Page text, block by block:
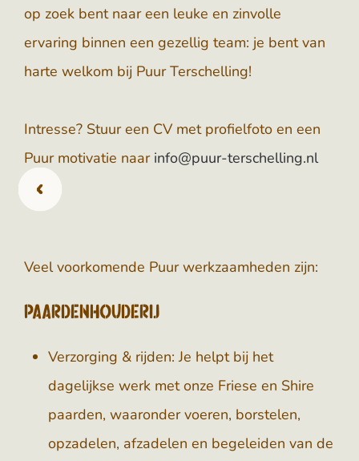
op zoek bent naar een leuke en zinvolle
ervaring binnen een gezellig team: je bent van
harte welkom bij Puur Terschelling!
Intresse? Stuur een CV met profielfoto en een
Puur motivatie naar info@puur-terschelling.nl
Veel voorkomende Puur werkzaamheden zijn:
Paardenhouderij
Verzorging & rijden:Je helpt bij het
dagelijkse werk met onze Friese en Shire
paarden, waaronder voeren, borstelen,
opzadelen, afzadelen en begeleiden van de